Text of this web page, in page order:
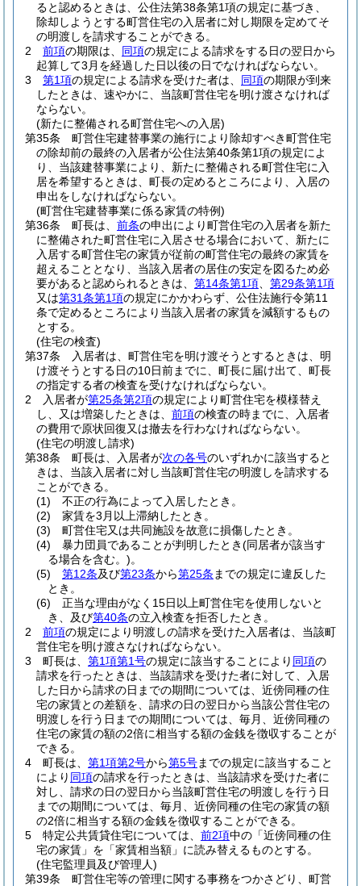
ると認めるときは、公住法第38条第1項の規定に基づき、
除却しようとする町営住宅の入居者に対し期限を定めてそ
の明渡しを請求することができる。
2
前項の期限は、 同項の規定による請求をする日の翌日から
起算して3月を経過した日以後の日でなければならない。
3
第1項の規定による請求を受けた者は、 同項の期限が到来
したときは、速やかに、当該町営住宅を明け渡さなければ
ならない。
(新たに整備される町営住宅への入居)
第35条
町営住宅建替事業の施行により除却すべき町営住宅
の除却前の最終の入居者が公住法第40条第1項の規定によ
り、当該建替事業により、新たに整備される町営住宅に入
居を希望するときは、町長の定めるところにより、入居の
申出をしなければならない。
(町営住宅建替事業に係る家賃の特例)
第36条
町長は、 前条の申出により町営住宅の入居者を新た
に整備された町営住宅に入居させる場合において、新たに
入居する町営住宅の家賃が従前の町営住宅の最終の家賃を
超えることとなり、当該入居者の居住の安定を図るため必
要があると認められるときは、 第14条第1項
第29条第1項
又は第31条第1項の規定にかかわらず、公住法施行令第11
条で定めるところにより当該入居者の家賃を減額するもの
とする。
(住宅の検査)
第37条
入居者は、町営住宅を明け渡そうとするときは、明
け渡そうとする日の10日前までに、町長に届け出て、町長
の指定する者の検査を受けなければならない。
2
入居者が第25条第2項の規定により町営住宅を模様替え
し、又は増築したときは、 前項の検査の時までに、入居者
の費用で原状回復又は撤去を行わなければならない。
(住宅の明渡し請求)
第38条
町長は、入居者が次の各号のいずれかに該当すると
きは、当該入居者に対し当該町営住宅の明渡しを請求する
ことができる。
(1)
不正の行為によって入居したとき。
(2)
家賃を3月以上滞納したとき。
(3)
町営住宅又は共同施設を故意に損傷したとき。
(4)
暴力団員であることが判明したとき(同居者が該当す
る場合を含む。)。
(5)
第12条及び第23条から第25条 までの規定に違反した
とき。
(6)
正当な理由がなく15日以上町営住宅を使用しないと
き、及び第40条の立入検査を拒否したとき。
2
前項の規定により明渡しの請求を受けた入居者は、当該町
営住宅を明け渡さなければならない。
3
町長は、 第1項第1号の規定に該当することにより 同項の
請求を行ったときは、当該請求を受けた者に対して、入居
した日から請求の日までの期間については、近傍同種の住
宅の家賃との差額を、請求の日の翌日から当該公営住宅の
明渡しを行う日までの期間については、毎月、近傍同種の
住宅の家賃の額の2倍に相当する額の金銭を徴収することが
できる。
4
町長は、 第1項第2号から第5号までの規定に該当すること
により 同項の請求を行ったときは、当該請求を受けた者に
対し、請求の日の翌日から当該町営住宅の明渡しを行う日
までの期間については、毎月、近傍同種の住宅の家賃の額
の2倍に相当する額の金銭を徴収することができる。
5
特定公共賃貸住宅については、 前2項中の「近傍同種の住
宅の家賃」を「家賃相当額」に読み替えるものとする。
(住宅監理員及び管理人)
第39条
町営住宅等の管理に関する事務をつかさどり、町営